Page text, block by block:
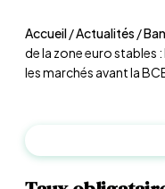
Accueil/Actualités /
de la zone euro stables
les marchés avant la